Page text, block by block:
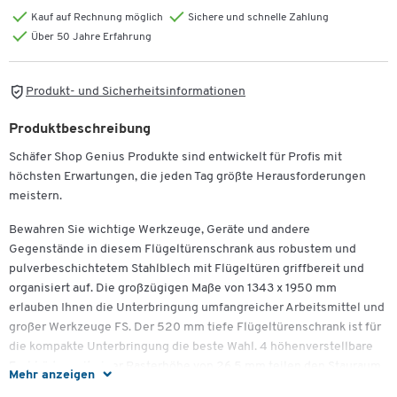
Kauf auf Rechnung möglich
Sichere und schnelle Zahlung
Über 50 Jahre Erfahrung
Produkt- und Sicherheitsinformationen
Mehr anzeigen
Produktbeschreibung
Schäfer Shop Genius Produkte sind entwickelt für Profis mit
höchsten Erwartungen, die jeden Tag größte Herausforderungen
meistern.
Bewahren Sie wichtige Werkzeuge, Geräte und andere
Gegenstände in diesem Flügeltürenschrank aus robustem und
pulverbeschichtetem Stahlblech mit Flügeltüren griffbereit und
organisiert auf. Die großzügigen Maße von 1343 x 1950 mm
erlauben Ihnen die Unterbringung umfangreicher Arbeitsmittel und
großer Werkzeuge FS. Der 520 mm tiefe Flügeltürenschrank ist für
die kompakte Unterbringung die beste Wahl. 4 höhenverstellbare
Fachböden mit einer Rasterhöhe von 26,5 mm teilen den Stauraum